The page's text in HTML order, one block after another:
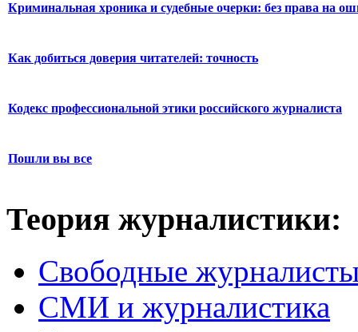
Криминальная хроника и судебные очерки: без права на
Как добиться доверия читателей: точность
Кодекс профессиональной этики российского журналиста
Пошли вы все
Теория журналистики:
Свободные
СМИ и журналистика